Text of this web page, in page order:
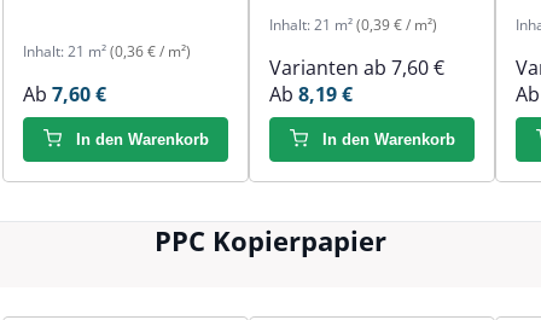
Inhalt: 21 m²(0,36 € / m²)
Ab 7,60 €
In den Warenkorb
Inhalt: 21 m²(0,39 € / m²)
Varianten ab 7,60 €
Ab 8,19 €
In den Warenkorb
PPC Kopierpapier